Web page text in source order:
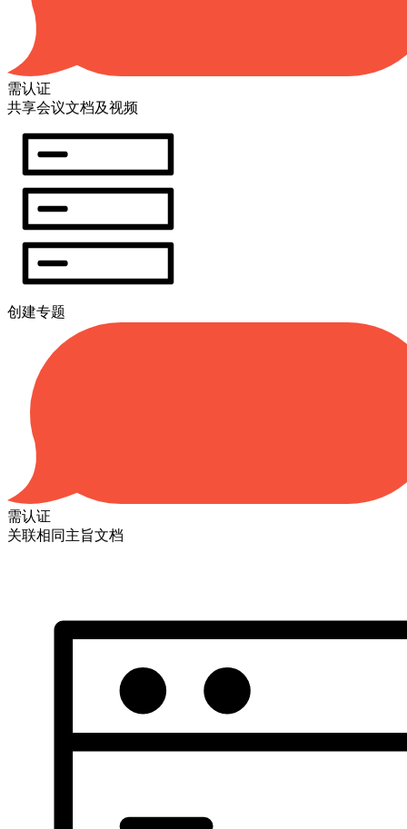
需认证
共享会议文档及视频
创建专题
需认证
关联相同主旨文档